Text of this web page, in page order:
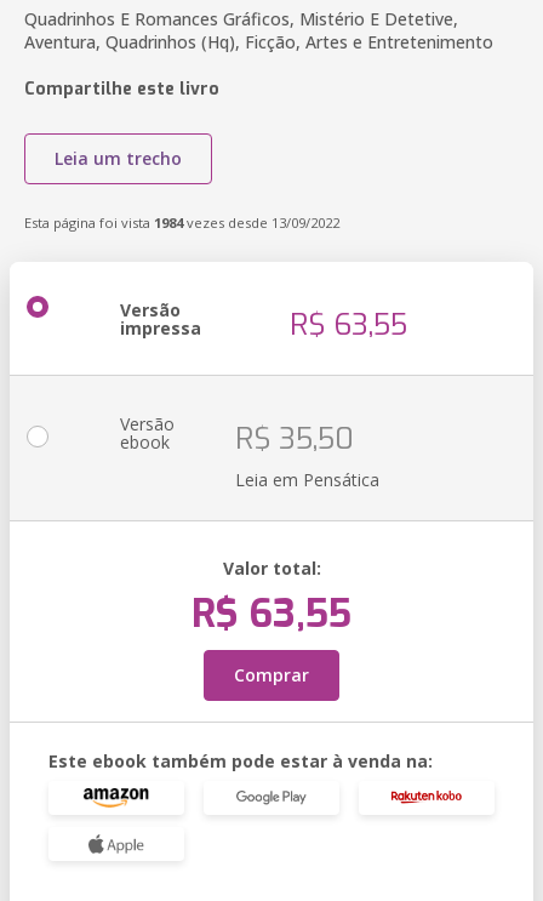
Quadrinhos E Romances Gráficos, Mistério E Detetive,
Aventura, Quadrinhos (Hq), Ficção, Artes e Entretenimento
Compartilhe este livro
Leia um trecho
Esta página foi vista 1984vezes desde 13/09/2022
Versão
impressa R$ 63,55
Versão
ebook R$ 35,50
Leia em Pensática
Valor total:
R$ 63,55
Comprar
Este ebook também pode estar à venda na: